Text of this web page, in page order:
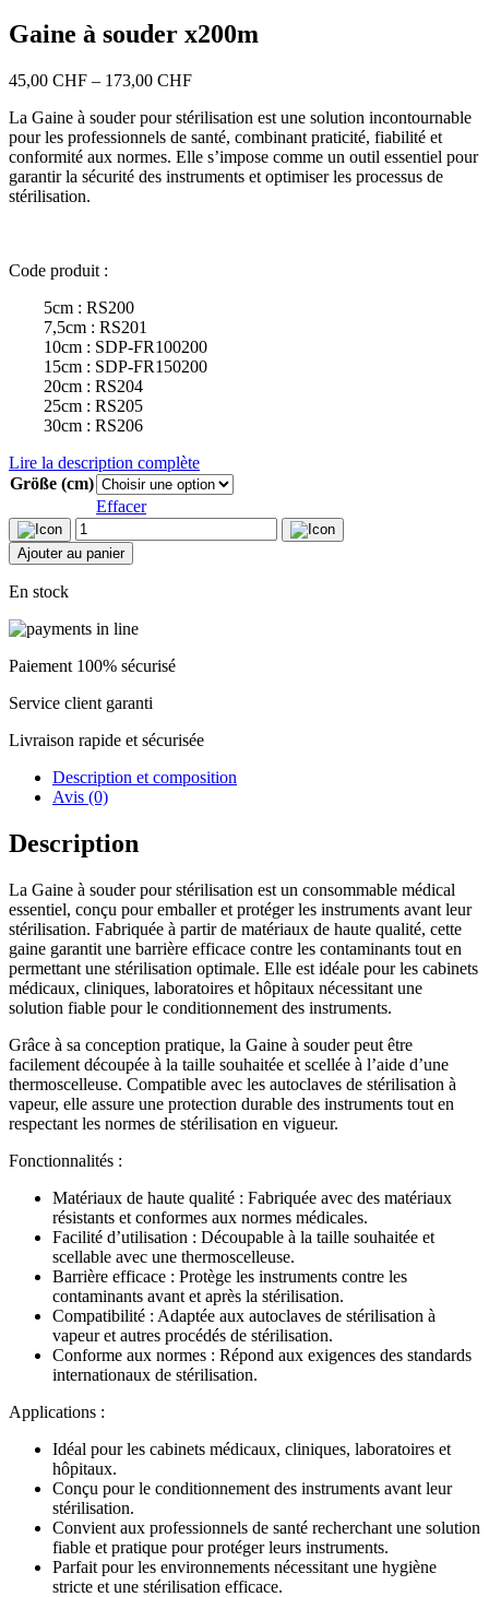
Gaine à souder x200m
45,00 CHF – 173,00 CHFPrice
45,00 CHF
through
173,00 CHF
La Gaine à souder pour stérilisation est une solution incontournable
pour les professionnels de santé, combinant praticité, fiabilité et
conformité aux normes. Elle s’impose comme un outil essentiel pour
garantir la sécurité des instruments et optimiser les processus de
stérilisation.
Code produit :
‎ ‎ ‎ ‎ ‎ ‎ ‎ ‎ 5cm : RS200
‎ ‎ ‎ ‎ ‎ ‎ ‎ ‎ 7,5cm : RS201
‎ ‎ ‎ ‎ ‎ ‎ ‎ ‎ 10cm : SDP-FR100200
‎ ‎ ‎ ‎ ‎ ‎ ‎ ‎ 15cm : SDP-FR150200
‎ ‎ ‎ ‎ ‎ ‎ ‎ ‎ 20cm : RS204
‎ ‎ ‎ ‎ ‎ ‎ ‎ ‎ 25cm : RS205
‎ ‎ ‎ ‎ ‎ ‎ ‎ ‎ 30cm : RS206
Lire la description complète
Größe (cm)
Effacer
quantité
de
Gaine
à
x200m
Ajouter au panier
En stock
Paiement 100% sécurisé
Service client garanti
Livraison rapide et sécurisée
Description et composition
Avis (0)
Description
La Gaine à souder pour stérilisation est un consommable médical
essentiel, conçu pour emballer et protéger les instruments avant leur
stérilisation. Fabriquée à partir de matériaux de haute qualité, cette
gaine garantit une barrière efficace contre les contaminants tout en
permettant une stérilisation optimale. Elle est idéale pour les cabinets
médicaux, cliniques, laboratoires et hôpitaux nécessitant une
solution fiable pour le conditionnement des instruments.
Grâce à sa conception pratique, la Gaine à souder peut être
facilement découpée à la taille souhaitée et scellée à l’aide d’une
thermoscelleuse. Compatible avec les autoclaves de stérilisation à
vapeur, elle assure une protection durable des instruments tout en
respectant les normes de stérilisation en vigueur.
Fonctionnalités :
Matériaux de haute qualité : Fabriquée avec des matériaux
résistants et conformes aux normes médicales.
Facilité d’utilisation : Découpable à la taille souhaitée et
scellable avec une thermoscelleuse.
Barrière efficace : Protège les instruments contre les
contaminants avant et après la stérilisation.
Compatibilité : Adaptée aux autoclaves de stérilisation à
vapeur et autres procédés de stérilisation.
Conforme aux normes : Répond aux exigences des standards
internationaux de stérilisation.
Applications :
Idéal pour les cabinets médicaux, cliniques, laboratoires et
hôpitaux.
Conçu pour le conditionnement des instruments avant leur
stérilisation.
Convient aux professionnels de santé recherchant une solution
fiable et pratique pour protéger leurs instruments.
Parfait pour les environnements nécessitant une hygiène
stricte et une stérilisation efficace.